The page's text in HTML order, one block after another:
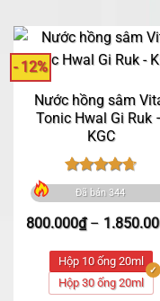
- 12%
Nước hồng sâm
Tonic Hwal Gi Ruk
KGC
Được xếp
hạng4.73
5 sao
Đã bán 344
800.000₫ –
Hộp 10 ống 20ml
Hộp 30 ống 20ml